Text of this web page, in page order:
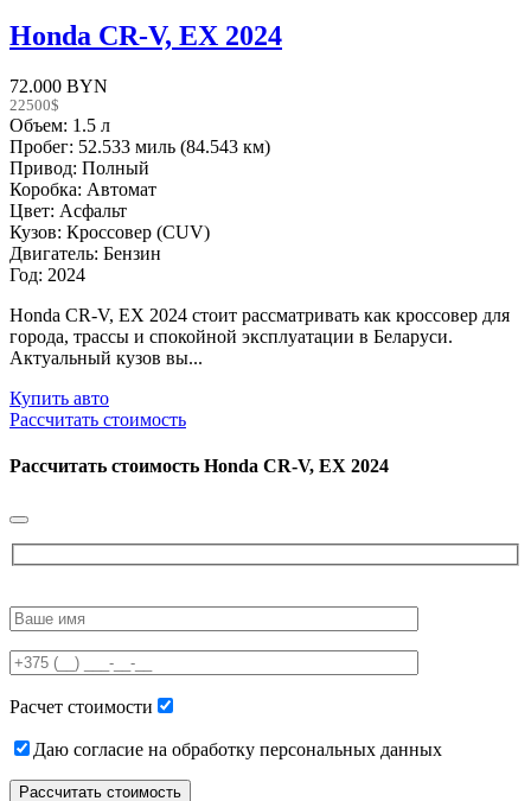
Honda CR-V, EX 2024
72.000 BYN
22500$
Объем: 1.5 л
Пробег: 52.533 миль (84.543 км)
Привод: Полный
Коробка: Автомат
Цвет: Асфальт
Кузов: Кроссовер (CUV)
Двигатель: Бензин
Год: 2024
Honda CR-V, EX 2024 стоит рассматривать как кроссовер для
города, трассы и спокойной эксплуатации в Беларуси.
Актуальный кузов вы...
Купить авто
Рассчитать стоимость
Рассчитать стоимость Honda CR-V, EX 2024
leave
field
empty.
Расчет стоимости
Даю согласие на обработку персональных данных